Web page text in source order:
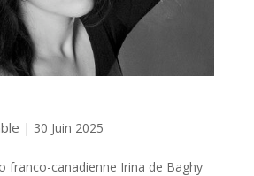
| 30 Juin 2025
franco-canadienne Irina de Baghy